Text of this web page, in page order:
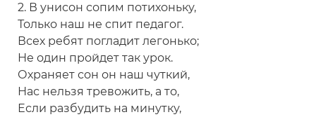
2. В унисон сопим потихоньку,
Только наш не спит педагог.
Всех ребят погладит легонько;
Не один пройдет так урок.
Охраняет сон он наш чуткий,
Нас нельзя тревожить, а то,
Если разбудить на минутку,